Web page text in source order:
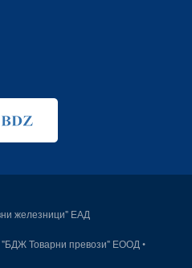
железници" ЕАД
"БДЖ Товарни превози" ЕООД •